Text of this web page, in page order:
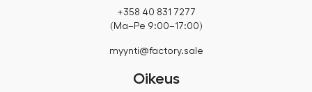
+358 40 831 7277
(Ma–Pe 9:00–17:00)
myynti@factory.sale
Oikeus